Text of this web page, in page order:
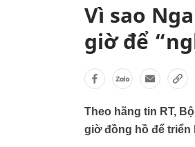
Vì sao
giờ để
Theo hãng tin RT,
giờ đồng hồ để triển